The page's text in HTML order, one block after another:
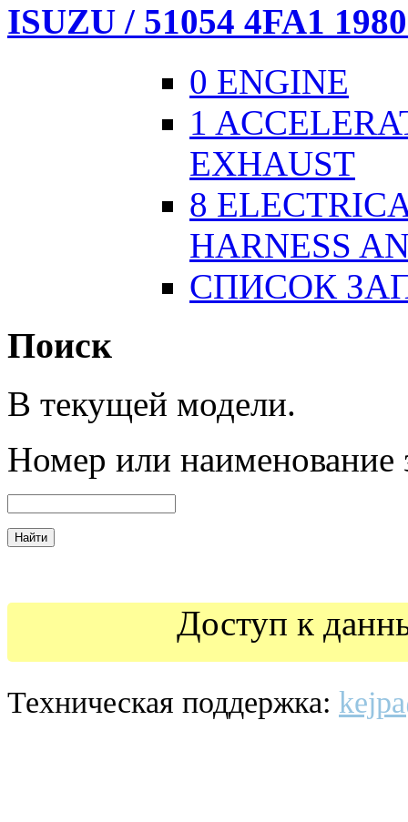
ISUZU / 51054 4FA1
0 ENGINE
1
EXHAUST
8
HARNESS
СПИСОК
Поиск
В текущей модели.
Номер или наименование
Доступ к
Техническая поддержка: